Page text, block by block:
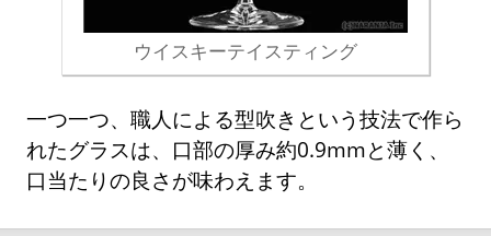
ウイスキーテイスティング
一つ一つ、職人による型吹きという技法で作ら
れたグラスは、口部の厚み約0.9mmと薄く、
口当たりの良さが味わえます。